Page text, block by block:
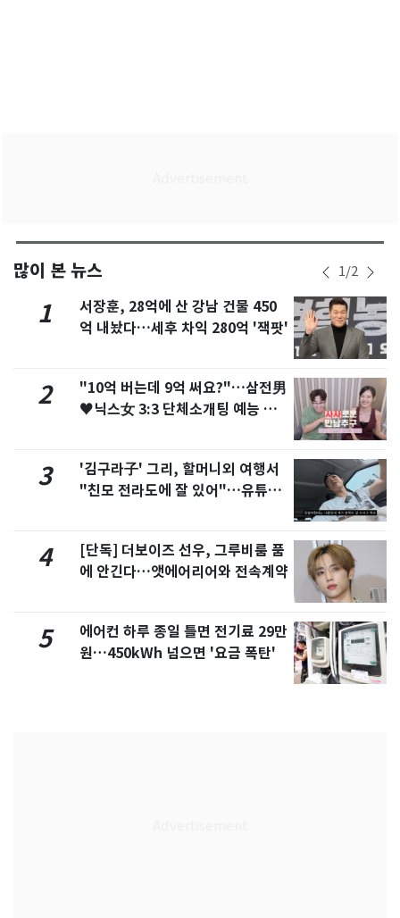
많이 본 뉴스 1/2
1
서장훈, 28억에 산 강남 건물 450
억 내놨다…세후 차익 280억 '잭팟'
2
"10억 버는데 9억 써요?"…삼전男
♥닉스女 3:3 단체소개팅 예능 화
3
'김구라子' 그리, 할머니외 여행서
"친모 전라도에 잘 있어"…유튜브
4
[단독] 더보이즈 선우, 그루비룸 품
에 안긴다…앳에어리어와 전속계약
5
에어컨 하루 종일 틀면 전기료 29만
원…450kWh 넘으면 '요금 폭탄'